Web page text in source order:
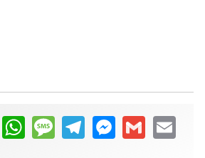
PinterestWhatsAppMessageTelegramMessenger
Gmail Email